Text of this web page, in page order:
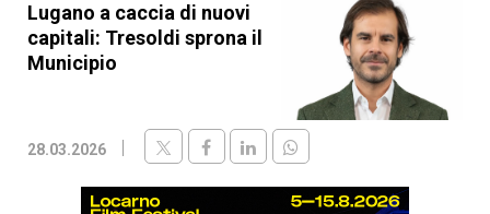
Lugano a caccia di nuovi
capitali: Tresoldi sprona il
Municipio
28.03.2026